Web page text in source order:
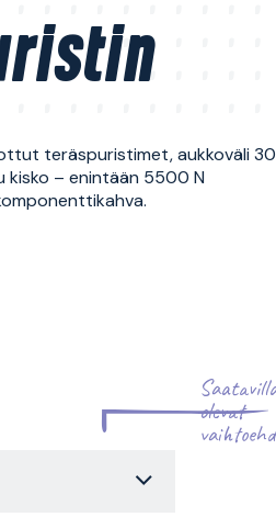
teräspuristimet, aukkoväli
kisko – enintään 5500 N
olevat